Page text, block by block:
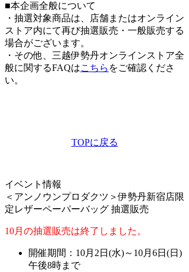
■本企画全般について
・抽選対象商品は、店舗またはオンライン
ストア内にて再び抽選販売・一般販売する
場合がございます。
・その他、三越伊勢丹オンラインストア全
般に関するFAQはこちら をご確認くださ
い。
TOPに戻る
イベント情報
＜アンノウンプロダクツ＞伊勢丹新宿店限
定レザーペーパーバッグ 抽選販売
10月の抽選販売は終了しました。
開催期間：10月2日(水)～10月6日(日)
午後8時まで